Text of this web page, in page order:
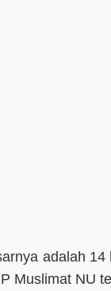
adalah
Muslimat NU